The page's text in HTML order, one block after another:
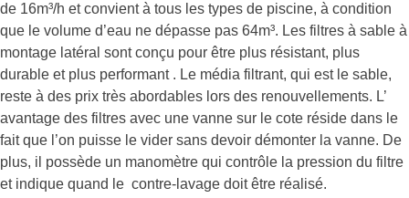
de 16m³/h et convient à tous les types de piscine, à condition
que le volume d’eau ne dépasse pas 64m³. Les filtres à sable à
montage latéral sont conçu pour être plus résistant, plus
durable et plus performant . Le média filtrant, qui est le sable,
reste à des prix très abordables lors des renouvellements. L’
avantage des filtres avec une vanne sur le cote réside dans le
fait que l’on puisse le vider sans devoir démonter la vanne. De
plus, il possède un manomètre qui contrôle la pression du filtre
et indique quand le contre-lavage doit être réalisé.